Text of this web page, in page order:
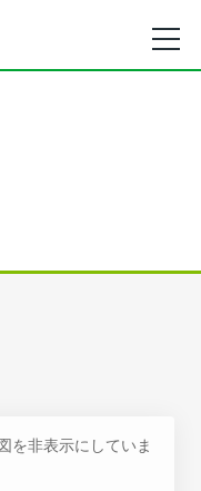
を非表示にしていま